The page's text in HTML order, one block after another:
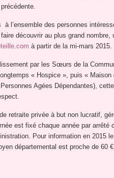
l’ensemble des personnes
découvrir au plus grand nombre,
à partir de la mi-mars 2015.
par les Sœurs de la
« Hospice », puis « Maison
Agées Dépendantes),
retraite privée à but non lucratif,
est fixé chaque année par arrêté
Pour information en 2015
départemental est proche de 60 €.